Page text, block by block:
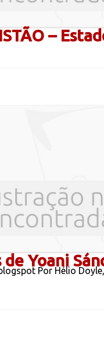
–
de Yoani
Por Hélio